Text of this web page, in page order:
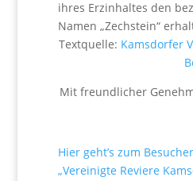
ihres Erzinhaltes den
Namen „Zechstein“
Textquelle: Kamsdorfer
Mit freundlicher
Hier geht’s zum
„Vereinigte Reviere